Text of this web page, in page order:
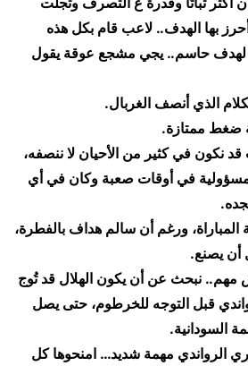
بها الهدف.. لاعب قام بكل هذه
لهدف حاسم.. يجي مشجع عوقة يقول
الذي أنصف الغربال.
ضغط ممتازة.
نكون في كثير من الأحيان لا ننصفه،
في أوقات صعبة وكان في أي
ورغم أن سالم هداف بالفطرة،
أن يصنع.
مهم.. نبحث عن أن يكون الهلال قد تُوج
قبل التوجه للخرطوم، حتى يصل
السودانية.
الرواندي مهمة شديد… امنحوها كل